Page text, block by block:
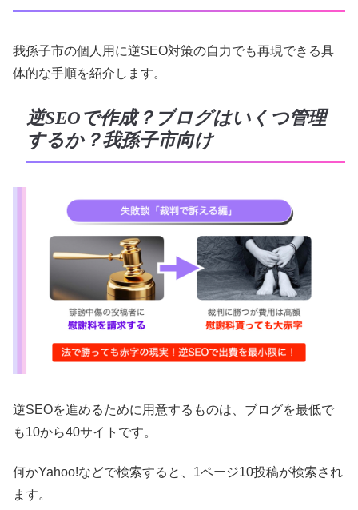
我孫子市の個人用に逆SEO対策の自力でも再現できる具
体的な手順を紹介します。
逆SEOで作成？ブログはいくつ管理
するか？我孫子市向け
逆SEOを進めるために用意するものは、ブログを最低で
も10から40サイトです。
何かYahoo!などで検索すると、1ページ10投稿が検索され
ます。